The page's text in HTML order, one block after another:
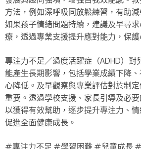
方法，例如深呼吸同放鬆練習，有助
如果孩子情緒問題持續，建議及早尋
療，透過專業支援提升應對能力，保護
專注力不足／過度活躍症（ADHD）對
能產生長期影響，包括學業成績下降
心降低。及早觀察與專業評估對於制
重要。透過學校支援、家長引導及必
以獲得有效幫助，逐步提升專注力、
促進全面健康成長。
#專注力不足 #學習困難 #兒童成長